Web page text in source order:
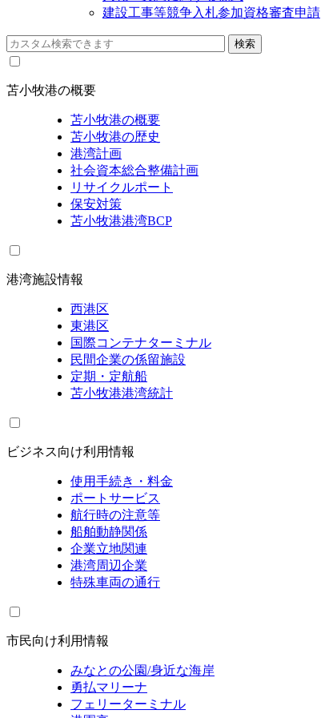
建設工事等競争入札参加資格審査申請
苫小牧港の概要
苫小牧港の概要
苫小牧港の歴史
港湾計画
社会資本総合整備計画
リサイクルポート
保安対策
苫小牧港港湾BCP
港湾施設情報
西港区
東港区
国際コンテナターミナル
民間企業の係留施設
定期・定航船
苫小牧港港湾統計
ビジネス向け利用情報
使用手続き・料金
ポートサービス
航行時の注意等
船舶動静関係
企業立地関連
港湾周辺企業
特殊車両の通行
市民向け利用情報
みなとの公園/身近な海岸
勇払マリーナ
フェリーターミナル